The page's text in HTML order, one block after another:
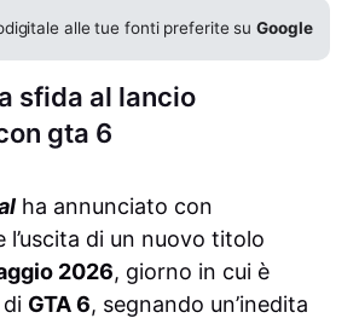
alle tue fonti preferite suGoogle
sfida al lancio
gta 6
ha annunciato con
l’uscita di un nuovo titolo
2026, giorno in cui è
GTA 6, segnando un’inedita